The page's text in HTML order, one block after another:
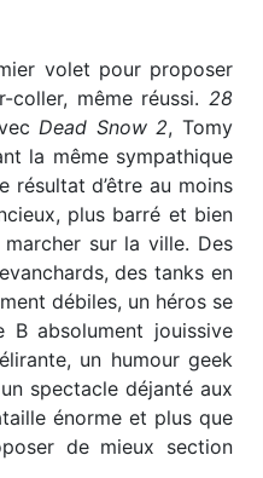
volet pour proposer
coller, même réussi. 28
Dead Snow 2, Tomy
la même sympathique
d’être au moins
plus barré et bien
sur la ville. Des
des tanks en
débiles, un héros se
B absolument jouissive
un humour geek
spectacle déjanté aux
énorme et plus que
de mieux section